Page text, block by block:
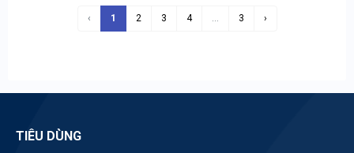
‹ 1 2 3 4 ... 3 ›
TIÊU DÙNG